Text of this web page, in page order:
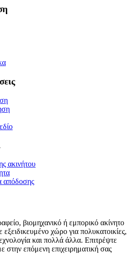
ακινήτου
απόδοσης
βιομηχανικό ή εμπορικό ακίνητο
χώρο για πολυκατοικίες,
και πολλά άλλα. Επιτρέψτε
στην επόμενη επιχειρηματική σας